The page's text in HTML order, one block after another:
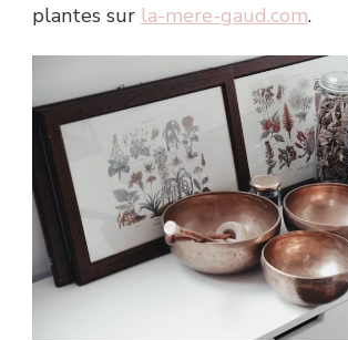
plantes sur la-mere-gaud.com.